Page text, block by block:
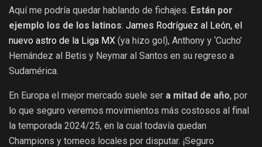
Aquí me podría quedar hablando de fichajes. Están por
ejemplo los de los latinos: James Rodríguez al León, el
nuevo astro de la Liga MX (ya hizo gol), Anthony y ‘Cucho’
Hernández al Betis y Neymar al Santos en su regreso a
Sudamérica.
En Europa el mejor mercado suele ser a mitad de año, por
lo que seguro veremos movimientos más costosos al final
la temporada 2024/25, en la cual todavía quedan
Champions y torneos locales por disputar. ¡Seguro